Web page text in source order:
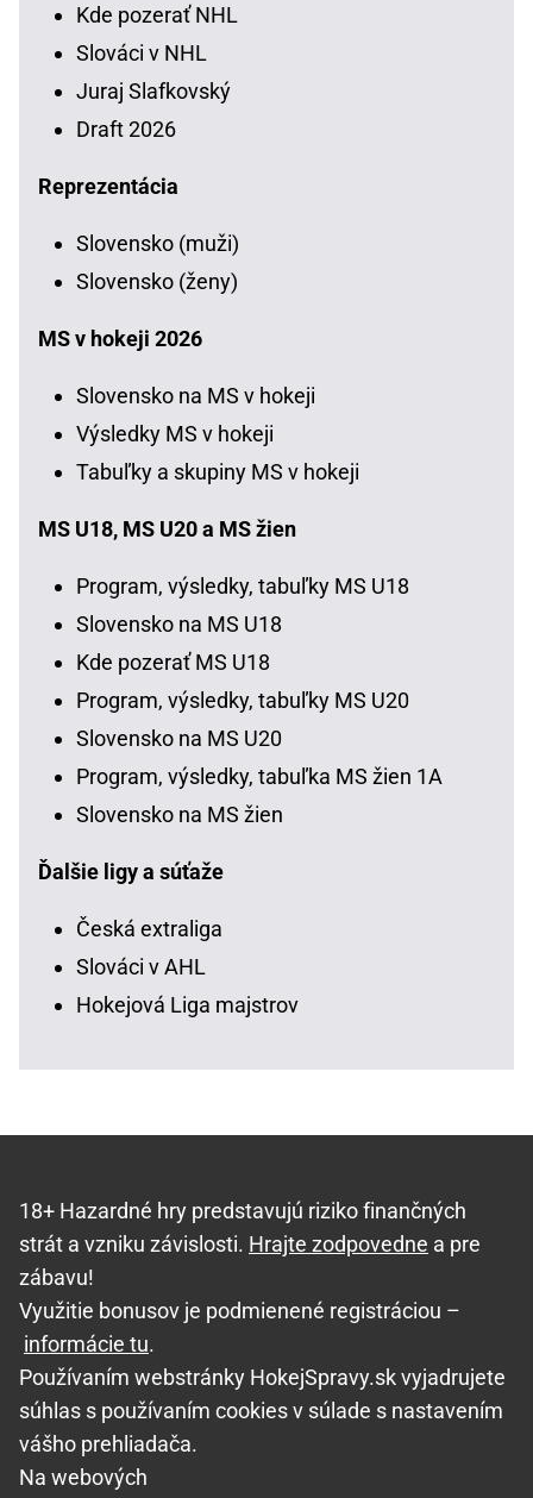
Kde pozerať NHL
Slováci v NHL
Juraj Slafkovský
Draft 2026
Reprezentácia
Slovensko (muži)
Slovensko (ženy)
MS v hokeji 2026
Slovensko na MS v hokeji
Výsledky MS v hokeji
Tabuľky a skupiny MS v hokeji
MS U18, MS U20 a MS žien
Program, výsledky, tabuľky MS U18
Slovensko na MS U18
Kde pozerať MS U18
Program, výsledky, tabuľky MS U20
Slovensko na MS U20
Program, výsledky, tabuľka MS žien 1A
Slovensko na MS žien
Ďalšie ligy a súťaže
Česká extraliga
Slováci v AHL
Hokejová Liga majstrov
18+ Hazardné hry predstavujú riziko finančných
strát a vzniku závislosti. Hrajte zodpovedne a pre
zábavu!
Využitie bonusov je podmienené registráciou –
informácie tu.
Používaním webstránky HokejSpravy.sk vyjadrujete
súhlas s používaním cookies v súlade s nastavením
vášho prehliadača.
Na webových